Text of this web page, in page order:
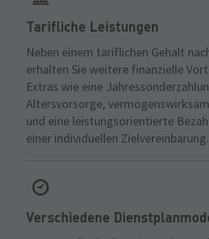
Tarifliche Leistungen
Neben einem tariflichen Gehalt
erhalten Sie weitere finanzielle
Extras wie eine
Altersvorsorge,
und eine leistungsorientierte
einer individuellen Zielvereinbarung.
Verschiedene